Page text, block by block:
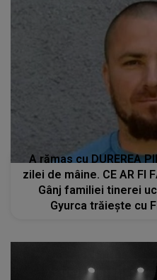
A rămas cu DUREREA
zilei de mâine. CE AR FI
Gânj familiei tinerei
Gyurca trăiește cu